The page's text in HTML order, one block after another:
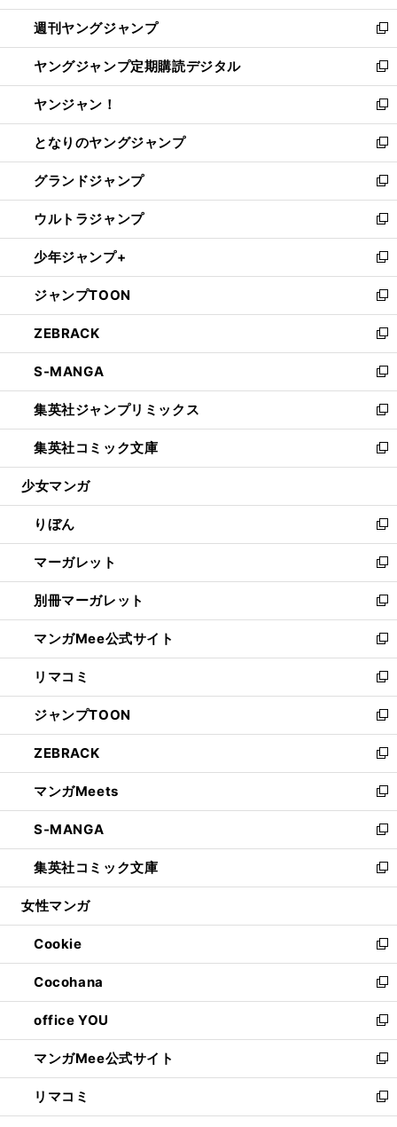
開
く
ウ
で
開
く
ン
ド
ウ
で
開
く
ウ
ィ
ン
ド
ウ
で
開
く
週刊ヤングジャンプ
新
し
い
ウ
ィ
ン
ド
ウ
で
開
く
ヤングジャンプ定期購読デジタル
新
し
い
ウ
ィ
ン
ド
ウ
で
開
く
ヤンジャン！
新
し
い
ウ
ィ
ン
ド
ウ
で
開
く
となりのヤングジャンプ
新
し
い
ウ
ィ
ン
ド
ウ
で
開
く
グランドジャンプ
新
し
い
ウ
ィ
ン
ド
ウ
で
開
く
ウルトラジャンプ
新
し
い
ウ
ィ
ン
ド
ウ
で
開
く
少年ジャンプ+
新
し
い
ウ
ィ
ン
ド
ウ
で
開
く
ジャンプTOON
新
し
い
ウ
ィ
ン
ド
ウ
で
開
ZEBRACK
新
し
い
ウ
ィ
ン
ド
ウ
開
く
S-MANGA
新
し
い
ウ
ィ
ン
ウ
で
開
く
集英社ジャンプリミックス
新
し
い
ウ
ン
ド
ウ
で
開
く
集英社コミック文庫
新
し
ウ
ィ
ン
ド
ウ
で
開
く
少女マンガ
りぼん
新
し
い
ウ
ィ
ン
ド
ウ
で
開
く
マーガレット
新
し
い
ウ
ィ
ン
ド
ウ
で
開
く
別冊マーガレット
新
し
い
ウ
ィ
ン
ド
ウ
で
開
く
マンガMee公式サイト
新
し
い
ウ
ィ
ン
ド
ウ
で
開
く
リマコミ
新
し
い
ウ
ィ
ン
ド
ウ
で
開
く
ジャンプTOON
新
し
い
ウ
ィ
ン
ド
ウ
で
開
ZEBRACK
新
し
い
ウ
ィ
ン
ド
ウ
開
く
マンガMeets
新
し
い
ウ
ィ
ン
ウ
で
開
く
S-MANGA
新
し
い
ウ
ン
ド
ウ
で
開
く
集英社コミック文庫
新
し
ウ
ィ
ン
ド
ウ
で
開
く
女性マンガ
Cookie
新
し
い
ウ
ィ
ン
ド
ウ
で
開
Cocohana
新
し
い
ウ
ィ
ン
ド
ウ
office YOU
新
し
い
ウ
ィ
ン
マンガMee公式サイト
新
し
い
ウ
リマコミ
新
し